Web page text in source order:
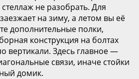
не разобрать. Для
на зиму, а летом вы её
дополнительные полки,
конструкция на болтах
вертикали. Здесь главное —
связи, иначе стойки
домик.